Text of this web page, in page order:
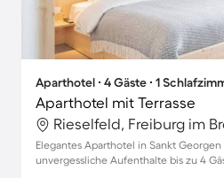
Aparthotel ∙ 4 Gäste ∙ 1
Aparthotel mit Terrasse
Rieselfeld, Freiburg im
Elegantes Aparthotel in Sankt
unvergessliche Aufenthalte bis zu 4